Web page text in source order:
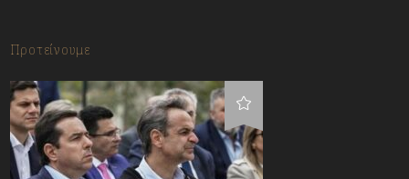
Προτείνουμε